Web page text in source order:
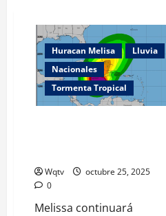
Huracan Melisa
Lluvia
Nacionales
Tormenta Tropical
Wqtv
octubre 25, 2025
0
Melissa continuará